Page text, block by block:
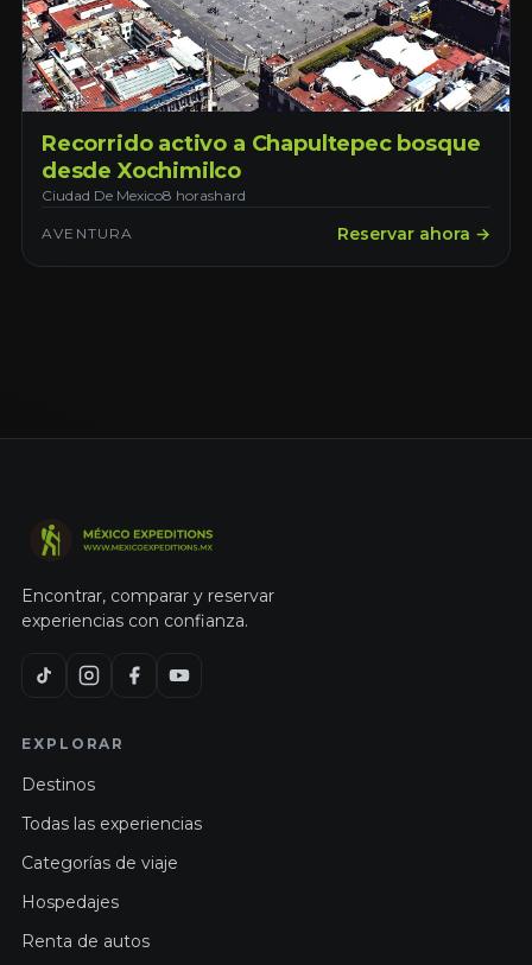
Recorrido activo a Chapultepec bosque
desde Xochimilco
Ciudad De Mexico8 horashard
AVENTURA Reservar ahora →
Encontrar, comparar y reservar
experiencias con confianza.
EXPLORAR
Destinos
Todas las experiencias
Categorías de viaje
Hospedajes
Renta de autos